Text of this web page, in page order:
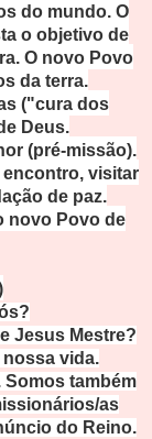
do mundo. O
o objetivo de
O novo Povo
da terra.
("cura dos
Deus.
(pré-missão).
encontro, visitar
de paz.
novo Povo de
Jesus Mestre?
vida.
Somos também
as
do Reino.